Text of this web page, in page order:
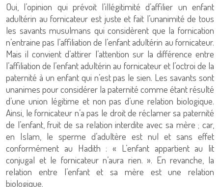
Oui, l’opinion qui prévoit l’illégitimité d’affilier un enfant
adultérin au fornicateur est juste et fait l’unanimité de tous
les savants musulmans qui considèrent que la fornication
n’entraine pas l’affiliation de l’enfant adultérin au fornicateur.
Mais il convient d’attirer l’attention sur la différence entre
l’affiliation de l’enfant adultérin au fornicateur et l’octroi de la
paternité à un enfant qui n’est pas le sien. Les savants sont
unanimes pour considérer la paternité comme étant résulté
d’une union légitime et non pas d’une relation biologique.
Ainsi, le fornicateur n’a pas le droit de réclamer sa paternité
de l’enfant, fruit de sa relation interdite avec sa mère ; car,
en Islam, le sperme d’adultère est nul et sans effet
conformément au Hadith : « L’enfant appartient au lit
conjugal et le fornicateur n’aura rien. ». En revanche, la
relation entre l’enfant et sa mère est une relation
biologique.